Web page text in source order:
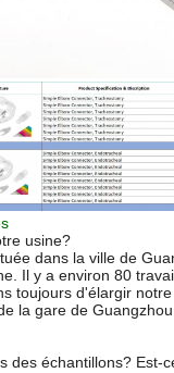
usine?
dans la ville de
Il y a environ 80
toujours d'élargir
la gare de
des échantillons? Est-